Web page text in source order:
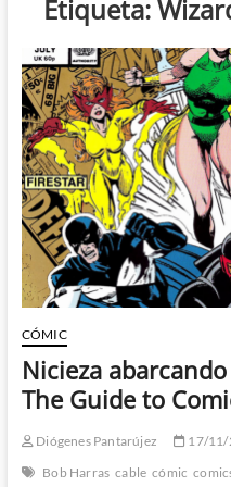
Etiqueta:
CÓMIC
Nicieza
The Guide to
Diógenes Pantarújez 17/11/
Bob Harras cable cómic